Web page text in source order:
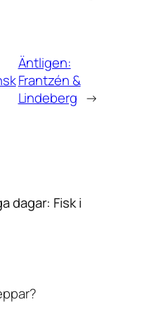
Äntligen:
Frantzén &
Lindeberg →
dagar: Fisk i